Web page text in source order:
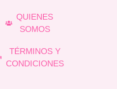
QUIENES
SOMOS
TÉRMINOS Y
CONDICIONES